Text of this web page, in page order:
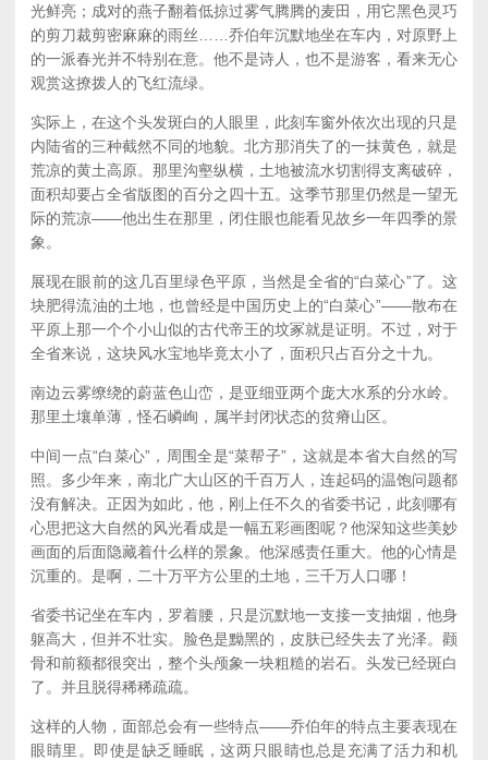
光鲜亮；成对的燕子翻着低掠过雾气腾腾的麦田，用它黑色灵巧
的剪刀裁剪密麻麻的雨丝……乔伯年沉默地坐在车内，对原野上
的一派春光并不特别在意。他不是诗人，也不是游客，看来无心
观赏这撩拨人的飞红流绿。
实际上，在这个头发斑白的人眼里，此刻车窗外依次出现的只是
内陆省的三种截然不同的地貌。北方那消失了的一抹黄色，就是
荒凉的黄土高原。那里沟壑纵横，土地被流水切割得支离破碎，
面积却要占全省版图的百分之四十五。这季节那里仍然是一望无
际的荒凉——他出生在那里，闭住眼也能看见故乡一年四季的景
象。
展现在眼前的这几百里绿色平原，当然是全省的“白菜心”了。这
块肥得流油的土地，也曾经是中国历史上的“白菜心”——散布在
平原上那一个个小山似的古代帝王的坟冢就是证明。不过，对于
全省来说，这块风水宝地毕竟太小了，面积只占百分之十九。
南边云雾缭绕的蔚蓝色山峦，是亚细亚两个庞大水系的分水岭。
那里土壤单薄，怪石嶙峋，属半封闭状态的贫瘠山区。
中间一点“白菜心”，周围全是“菜帮子”，这就是本省大自然的写
照。多少年来，南北广大山区的千百万人，连起码的温饱问题都
没有解决。正因为如此，他，刚上任不久的省委书记，此刻哪有
心思把这大自然的风光看成是一幅五彩画图呢？他深知这些美妙
画面的后面隐藏着什么样的景象。他深感责任重大。他的心情是
沉重的。是啊，二十万平方公里的土地，三千万人口哪！
省委书记坐在车内，罗着腰，只是沉默地一支接一支抽烟，他身
躯高大，但并不壮实。脸色是黝黑的，皮肤已经失去了光泽。颧
骨和前额都很突出，整个头颅象一块粗糙的岩石。头发已经斑白
了。并且脱得稀稀疏疏。
这样的人物，面部总会有一些特点——乔伯年的特点主要表现在
眼睛里。即使是缺乏睡眠，这两只眼睛也总是充满了活力和机